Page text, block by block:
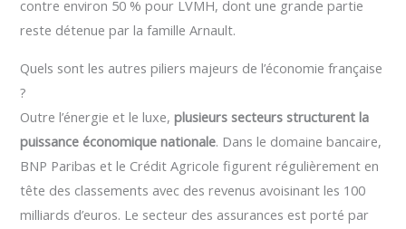
contre environ 50 % pour LVMH, dont une grande partie
reste détenue par la famille Arnault.
Quels sont les autres piliers majeurs de l’économie française
?
Outre l’énergie et le luxe,plusieurs secteurs structurent la
puissance économique nationale. Dans le domaine bancaire,
BNP Paribas et le Crédit Agricole figurent régulièrement en
tête des classements avec des revenus avoisinant les 100
milliards d’euros. Le secteur des assurances est porté par